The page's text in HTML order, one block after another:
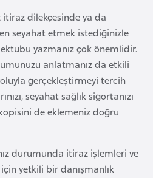
itiraz dilekçesinde ya da
seyahat etmek istediğinizle
yazmanız çok önemlidir.
anlatmanız da etkili
gerçekleştirmeyi tercih
seyahat sağlık sigortanızı
de eklemeniz doğru
durumunda itiraz işlemleri ve
yetkili bir danışmanlık